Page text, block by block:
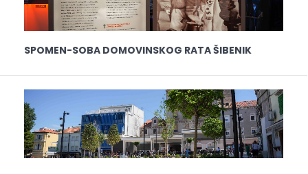
SPOMEN-SOBA DOMOVINSKOG RATA ŠIBENIK